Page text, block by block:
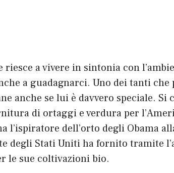
riesce a vivere in sintonia con
a guadagnarci. Uno dei tanti
anche se lui è davvero speciale. Si
di ortaggi e verdura per
l’ispiratore dell’orto degli Obama
degli Stati Uniti ha fornito tramite
le sue coltivazioni bio.